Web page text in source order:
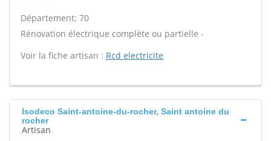
Département: 70
Rénovation électrique complète ou partielle -
Voir la fiche artisan : Rcd electricite
Isodeco Saint-antoine-du-rocher, Saint antoine du
rocher
Artisan